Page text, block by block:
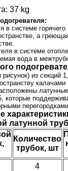
37 kg
в системе
а
в системе
вода в
из секций
которые
латунной
Количество
трубок, шт
4